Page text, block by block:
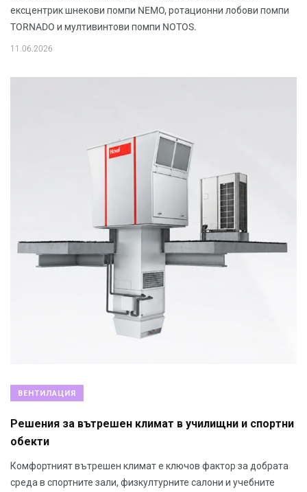
ексцентрик шнекови помпи NEMO, ротационни лобови помпи
TORNADO и мултивинтови помпи NOTOS.
11.06.2026
ВЕНТИЛАЦИЯ
Решения за вътрешен климат в училищни и спортни
обекти
Комфортният вътрешен климат е ключов фактор за добрата
среда в спортните зали, физкултурните салони и учебните